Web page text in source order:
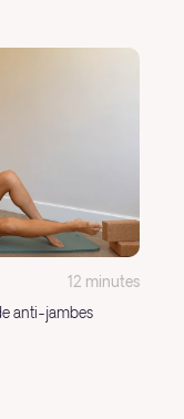
12 minutes
anti-jambes